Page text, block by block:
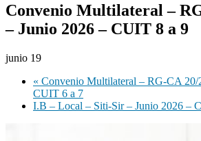
Convenio Multilateral –
– Junio 2026 – CUIT 8 a 9
junio 19
« Convenio Multilateral – RG-CA 20/
CUIT 6 a 7
I.B – Local – Siti-Sir – Junio 2026 –